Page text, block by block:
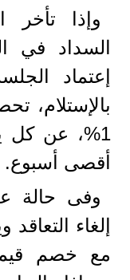
وإذا تأخر
السداد في
إعتماد
بالإستلام،
1%، عن كل
أقصى أسبوع.
وفى حالة
إلغاء التعاقد
مع خصم